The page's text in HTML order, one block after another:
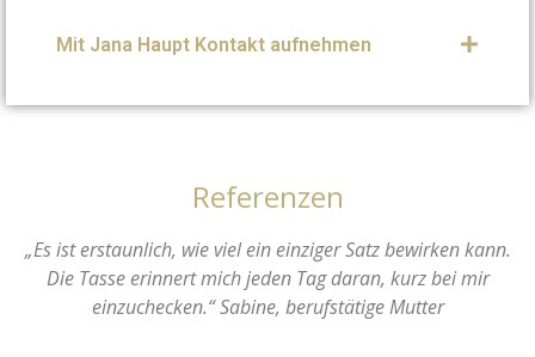
Mit Jana Haupt Kontakt aufnehmen
Referenzen
„Es ist erstaunlich, wie viel ein einziger Satz bewirken kann.
Die Tasse erinnert mich jeden Tag daran, kurz bei mir
einzuchecken.“ Sabine, berufstätige Mutter